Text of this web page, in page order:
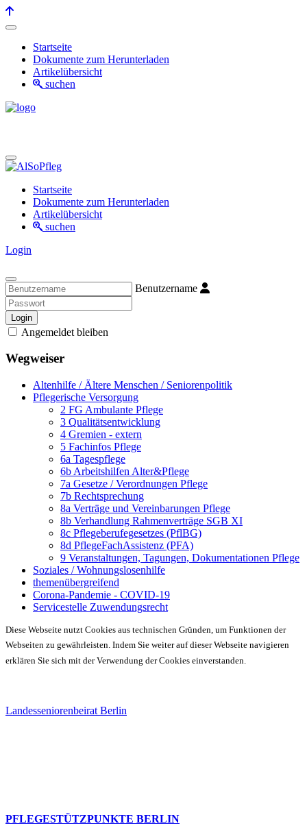
Startseite
Dokumente zum Herunterladen
Artikelübersicht
suchen
Startseite
Dokumente zum Herunterladen
Artikelübersicht
suchen
Login
Benutzername
Login
Angemeldet bleiben
Wegweiser
Altenhilfe / Ältere Menschen / Seniorenpolitik
Pflegerische Versorgung
2 FG Ambulante Pflege
3 Qualitätsentwicklung
4 Gremien - extern
5 Fachinfos Pflege
6a Tagespflege
6b Arbeitshilfen Alter&Pflege
7a Gesetze / Verordnungen Pflege
7b Rechtsprechung
8a Verträge und Vereinbarungen Pflege
8b Verhandlung Rahmenverträge SGB XI
8c Pflegeberufegesetzes (PflBG)
8d PflegeFachAssistenz (PFA)
9 Veranstaltungen, Tagungen, Dokumentationen Pflege
Soziales / Wohnungslosenhilfe
themenübergreifend
Corona-Pandemie - COVID-19
Servicestelle Zuwendungsrecht
Diese Webseite nutzt Cookies aus technischen Gründen, um Funktionen der
Webseiten zu gewährleisten. Indem Sie weiter auf dieser Webseite navigieren
erklären Sie sich mit der Verwendung der Cookies einverstanden.
Landesseniorenbeirat Berlin
PFLEGESTÜTZPUNKTE BERLIN